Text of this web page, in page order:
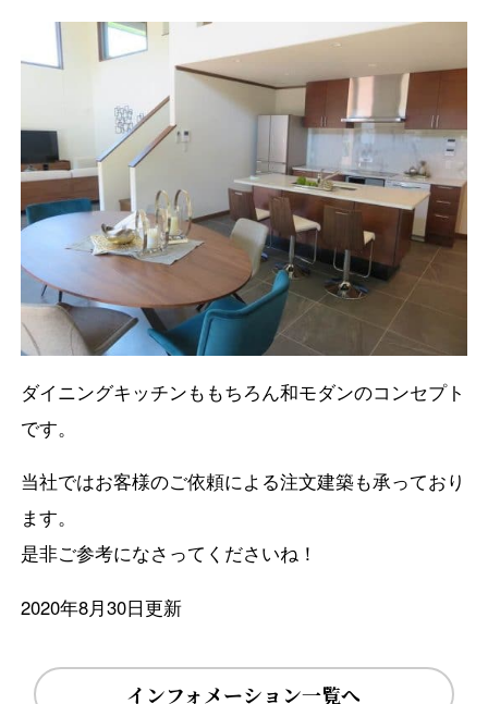
ダイニングキッチンももちろん和モダンのコンセプト
です。
当社ではお客様のご依頼による注文建築も承っており
ます。
是非ご参考になさってくださいね！
2020年8月30日更新
インフォメーション一覧へ